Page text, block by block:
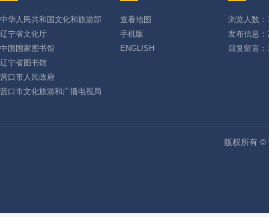
中华人民共和国文化和旅游部
辽宁省文化厅
中国国家图书馆
辽宁省图书馆
营口市人民政府
营口市文化旅游和广播电视局
查看地图
手机版
ENGLISH
浏览人数：
发布信息：
回复留言
版权所有